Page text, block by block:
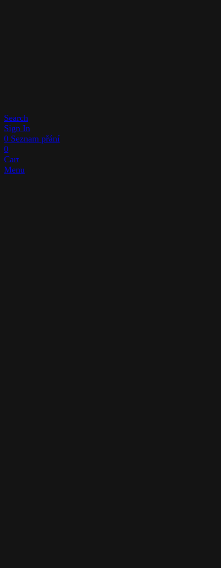
Search
Sign In
0 Seznam přání
0
Cart
Menu